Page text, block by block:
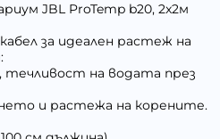
JBL ProTemp b20, 2x2м
за идеален растеж на
течливост на водата през
и растежа на корените.